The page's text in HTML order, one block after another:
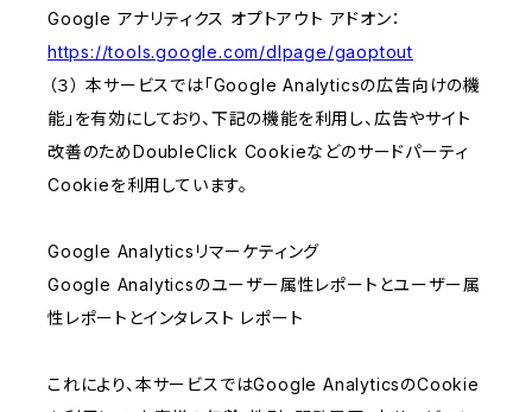
Google アナリティクス オプトアウト アドオン：
https://tools.google.com/dlpage/gaoptout
（３） 本サービスでは「Google Analyticsの広告向けの機
能」を有効にしており、下記の機能を利用し、広告やサイト
改善のためDoubleClick Cookieなどのサードパーティ
Cookieを利用しています。
Google Analyticsリマーケティング
Google Analyticsのユーザー属性レポートとユーザー属
性レポートとインタレスト レポート
これにより、本サービスではGoogle AnalyticsのCookie